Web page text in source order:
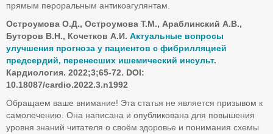
прямым пероральным антикоагулянтам.
Остроумова О.Д., Остроумова Т.М., Араблинский А.В.,
Буторов В.Н., Кочетков А.И. Актуальные вопросы
улучшения прогноза у пациентов с фибрилляцией
предсердий, перенесших ишемический инсульт.
Кардиология. 2022;3;65-72. DOI:
10.18087/cardio.2022.3.n1992
Обращаем ваше внимание! Эта статья не является призывом к
самолечению. Она написана и опубликована для повышения
уровня знаний читателя о своём здоровье и понимания схемы